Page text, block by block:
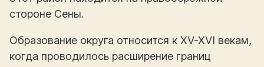
стороне Сены.
Образование округа относится к XV-XVI векам,
когда проводилось расширение границ